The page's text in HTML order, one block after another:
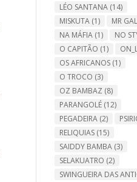
LÉO SANTANA (14)
MISKUTA (1) MR
NA MÁFIA (1) NO
O CAPITÃO (1)
OS AFRICANOS (1)
O TROCO (3)
OZ BAMBAZ (8)
PARANGOLÉ (12)
PEGADEIRA (2)
RELIQUIAS (15)
SAIDDY BAMBA (3)
SELAKUATRO (2)
SWINGUEIRA DAS